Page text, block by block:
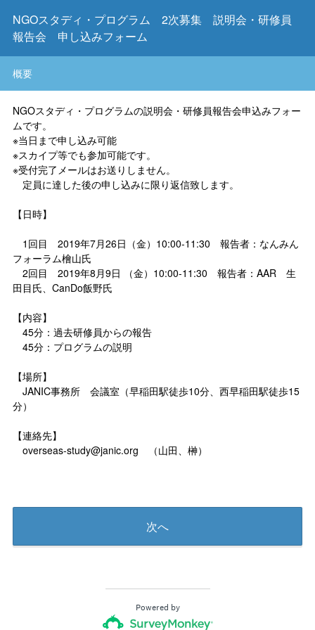
NGOスタディ・プログラム 2次募集 説明会・研修員
報告会 申し込みフォーム
概要
NGOスタディ・プログラムの説明会・研修員報告会申込みフォー
ムです。
※当日まで申し込み可能
※スカイプ等でも参加可能です。
※受付完了メールはお送りしません。
定員に達した後の申し込みに限り返信致します。
【日時】
1回目 2019年7月26日（金）10:00-11:30 報告者：なんみん
フォーラム檜山氏
2回目 2019年8月9日 （金）10:00-11:30 報告者：AAR 生
田目氏、CanDo飯野氏
【内容】
45分：過去研修員からの報告
45分：プログラムの説明
【場所】
JANIC事務所 会議室（早稲田駅徒歩10分、西早稲田駅徒歩15
分）
【連絡先】
overseas-study@janic.org （山田、榊）
次へ
Powered by